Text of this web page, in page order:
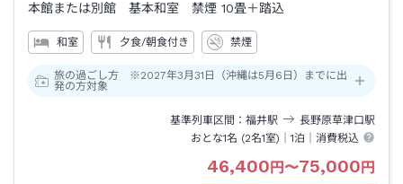
本館または別館 基本和室 禁煙 10畳＋踏込
和室 夕食/朝食付き 禁煙
旅の過ごし方 ※2027年3月31日（沖縄は5月6日）までに出
発の方対象
基準列車区間 福井駅 長野原草津口駅
おとな1名 (2名1室)｜1泊 ｜消費税込
46,400円〜75,000円